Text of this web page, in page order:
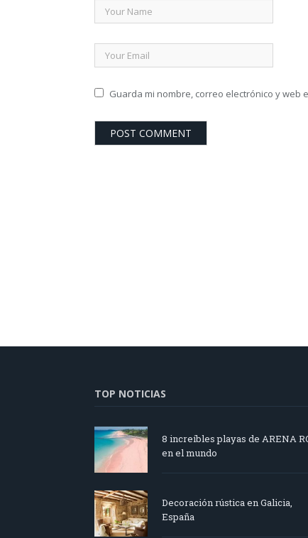
Guarda mi nombre, correo electrónico y
TOP NOTICIAS
8 increíbles playas de ARENA
en el mundo
Decoración rústica en Galicia,
España